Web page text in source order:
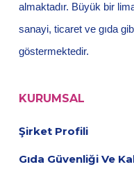
almaktadır. Büyük bir
sanayi, ticaret ve gıda
göstermektedir.
KURUMSAL
Şirket Profili
Gıda Güvenliği Ve